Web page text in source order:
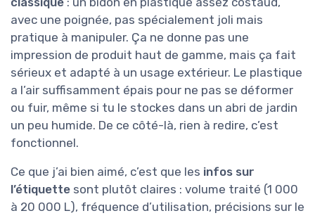
avec une poignée, pas spécialement joli mais
pratique à manipuler. Ça ne donne pas une
impression de produit haut de gamme, mais ça fait
sérieux et adapté à un usage extérieur. Le plastique
a l’air suffisamment épais pour ne pas se déformer
ou fuir, même si tu le stockes dans un abri de jardin
un peu humide. De ce côté-là, rien à redire, c’est
fonctionnel.
Ce que j’ai bien aimé, c’est que les infos sur
l’étiquette sont plutôt claires : volume traité (1 000
à 20 000 L), fréquence d’utilisation, précisions sur le